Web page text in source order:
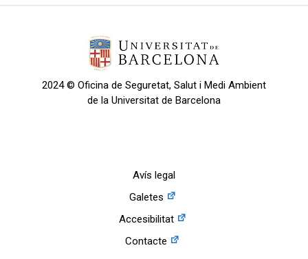
2024 © Oficina de Seguretat, Salut i Medi Ambient
de la Universitat de Barcelona
Avís legal
Galetes
Accesibilitat
Contacte